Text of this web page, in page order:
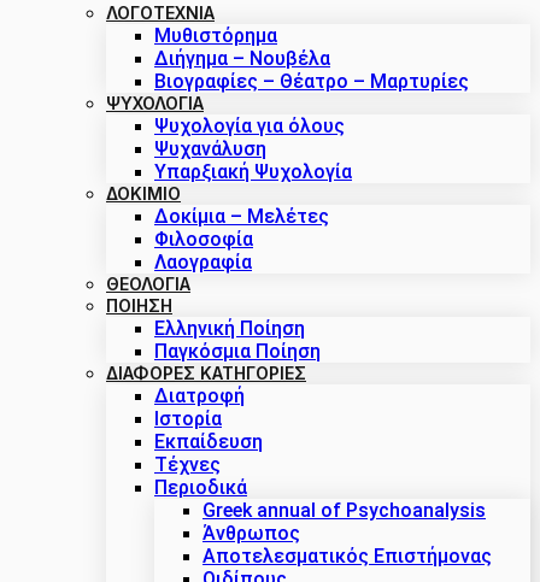
ΛΟΓΟΤΕΧΝΙΑ
Μυθιστόρημα
Διήγημα – Νουβέλα
Βιογραφίες – Θέατρο – Μαρτυρίες
ΨΥΧΟΛΟΓΙΑ
Ψυχολογία για όλους
Ψυχανάλυση
Υπαρξιακή Ψυχολογία
ΔΟΚΊΜΙΟ
Δοκίμια – Μελέτες
Φιλοσοφία
Λαογραφία
ΘΕΟΛΟΓΙΑ
ΠΟΙΗΣΗ
Ελληνική Ποίηση
Παγκόσμια Ποίηση
ΔΙΑΦΟΡΕΣ ΚΑΤΗΓΟΡΙΕΣ
Διατροφή
Ιστορία
Εκπαίδευση
Τέχνες
Περιοδικά
Greek annual of Psychoanalysis
Άνθρωπος
Αποτελεσματικός Επιστήμονας